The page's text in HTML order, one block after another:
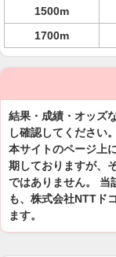
1500m
1700m
結果・成績・オッズ
し確認してください。
本サイトのページ上
期しておりますが、
ではありません。 当
も、株式会社NTTド
ます。